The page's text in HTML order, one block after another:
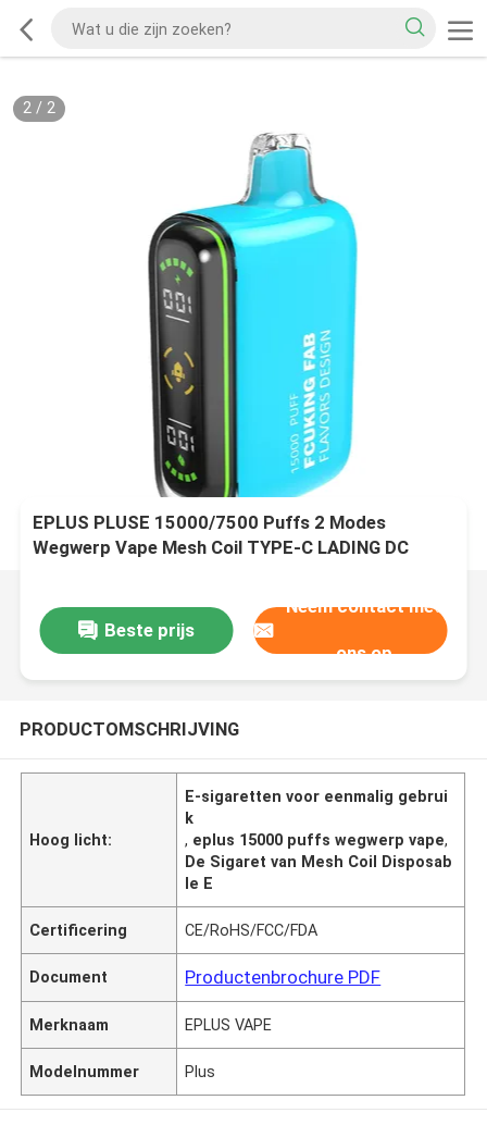
2/ 2
EPLUS PLUSE 15000/7500 Puffs 2 Modes
Wegwerp Vape Mesh Coil TYPE-C LADING DC
Beste prijs
Neem contact met
ons op
PRODUCTOMSCHRIJVING
Hoog licht:
E-sigaretten voor eenmalig gebrui
k
, eplus 15000 puffs wegwerp vape,
De Sigaret van Mesh Coil Disposab
le E
Certificering CE/RoHS/FCC/FDA
Document Productenbrochure PDF
Merknaam EPLUS VAPE
Modelnummer Plus